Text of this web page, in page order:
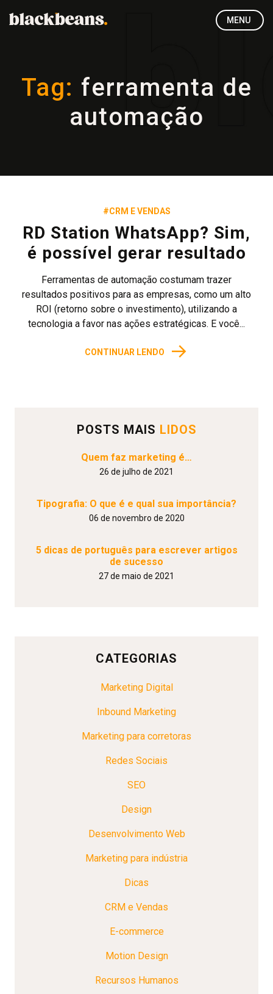
MENU
Tag: ferramenta de
automação
#CRM E VENDAS
RD Station WhatsApp? Sim,
é possível gerar resultado
Ferramentas de automação costumam trazer
resultados positivos para as empresas, como um alto
ROI (retorno sobre o investimento), utilizando a
tecnologia a favor nas ações estratégicas. E você...
CONTINUAR LENDO →
POSTS MAIS LIDOS
Quem faz marketing é…
26 de julho de 2021
Tipografia: O que é e qual sua importância?
06 de novembro de 2020
5 dicas de português para escrever artigos
de sucesso
27 de maio de 2021
CATEGORIAS
Marketing Digital
Inbound Marketing
Marketing para corretoras
Redes Sociais
SEO
Design
Desenvolvimento Web
Marketing para indústria
Dicas
CRM e Vendas
E-commerce
Motion Design
Recursos Humanos